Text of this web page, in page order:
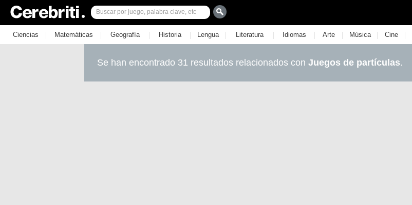
Ciencias | Matemáticas | Geografía | Historia | Lengua | Literatura | Idiomas | Arte | Música | Cine |
Se han encontrado 31 resultados relacionados con Juegos de partículas.